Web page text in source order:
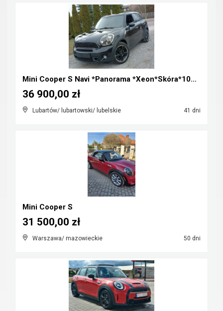
Mini Cooper S Navi *Panorama *Xeon*Skóra*100%Orygi...
Lubartów/ lubartowski/ lubelskie 41 dni
36 900,00 zł
Mini Cooper S
Warszawa/ mazowieckie 50 dni
31 500,00 zł